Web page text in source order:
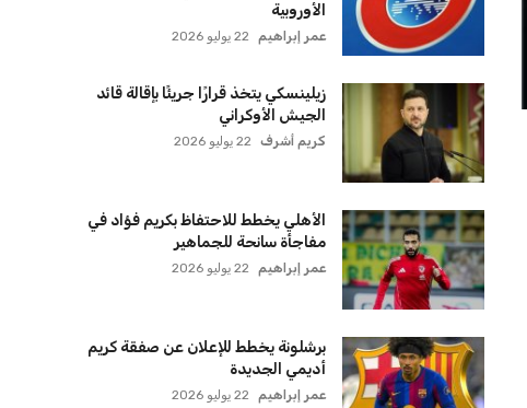
الأوروبية
عمر إبراهيم 22 يوليو 2026
زيلينسكي يتخذ قرارًا جريئًا بإقالة قائد
الجيش الأوكراني
كريم أشرف 22 يوليو 2026
الأهلي يخطط للاحتفاظ بكريم فؤاد في
مفاجأة سانحة للجماهير
عمر إبراهيم 22 يوليو 2026
برشلونة يخطط للإعلان عن صفقة كريم
أديمي الجديدة
عمر إبراهيم 22 يوليو 2026